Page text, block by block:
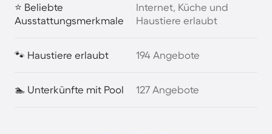
⭐ Beliebte
Ausstattungsmerkmale
Internet, Küche und
Haustiere erlaubt
🐾 Haustiere erlaubt 194 Angebote
🏊 Unterkünfte mit Pool 127 Angebote